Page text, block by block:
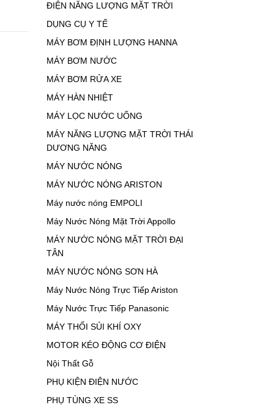
ĐIỆN NĂNG LƯỢNG MẶT TRỜI
DỤNG CỤ Y TẾ
MÁY BƠM ĐỊNH LƯỢNG HANNA
MÁY BƠM NƯỚC
MÁY BƠM RỬA XE
MÁY HÀN NHIỆT
MÁY LỌC NƯỚC UỐNG
MÁY NĂNG LƯỢNG MẶT TRỜI THÁI
DƯƠNG NĂNG
MÁY NƯỚC NÓNG
MÁY NƯỚC NÓNG ARISTON
Máy nước nóng EMPOLI
Máy Nước Nóng Mặt Trời Appollo
MÁY NƯỚC NÓNG MẶT TRỜI ĐẠI
TÂN
MÁY NƯỚC NÓNG SƠN HÀ
Máy Nước Nóng Trực Tiếp Ariston
Máy Nước Trực Tiếp Panasonic
MÁY THỔI SỦI KHÍ OXY
MOTOR KÉO ĐỘNG CƠ ĐIỆN
Nội Thất Gỗ
PHỤ KIỆN ĐIỆN NƯỚC
PHỤ TÙNG XE SS